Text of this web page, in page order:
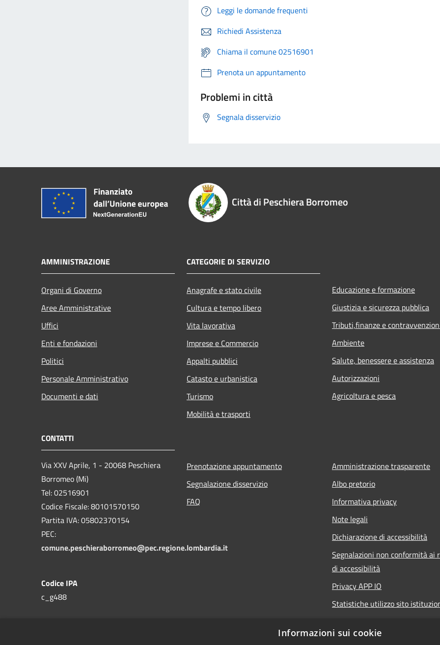
Leggi le domande frequenti
Richiedi Assistenza
Chiama il comune 02516901
Prenota un appuntamento
Problemi in città
Segnala disservizio
Città di Peschiera Borromeo
AMMINISTRAZIONE
Organi di Governo
Aree Amministrative
Uffici
Enti e fondazioni
Politici
Personale Amministrativo
Documenti e dati
CATEGORIE DI SERVIZIO
Anagrafe e stato civile
Cultura e tempo libero
Vita lavorativa
Imprese e Commercio
Appalti pubblici
Catasto e urbanistica
Turismo
Mobilità e trasporti
Educazione e formazione
Giustizia e sicurezza pubblica
Tributi,finanze e
Ambiente
Salute, benessere e assistenza
Autorizzazioni
Agricoltura e pesca
CONTATTI
Via XXV Aprile, 1 - 20068 Peschiera
Borromeo (Mi)
Tel: 02516901
Codice Fiscale: 80101570150
Partita IVA: 05802370154
PEC:
comune.peschieraborromeo@pec.regione.lombardia.it
Codice IPA
c_g488
Prenotazione appuntamento
Segnalazione disservizio
FAQ
Amministrazione trasparente
Albo pretorio
Informativa privacy
Note legali
Dichiarazione di accessibilità
Segnalazioni non conformità ai
di accessibilità
Privacy APP IO
Statistiche utilizzo sito
Informazioni sui cookie